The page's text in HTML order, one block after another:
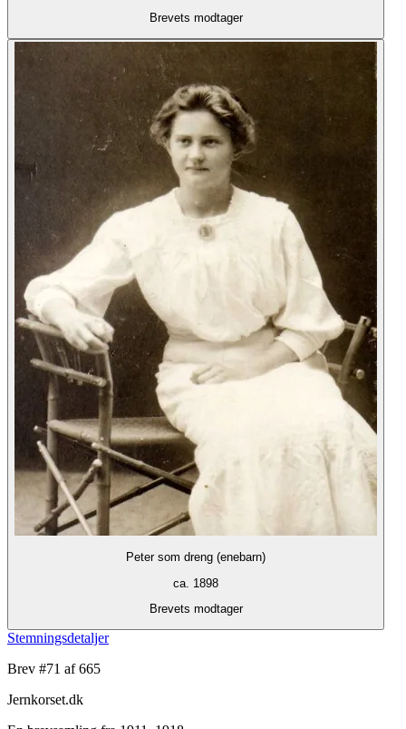
Brevets modtager
Peter som dreng (enebarn)
ca. 1898
Brevets modtager
Stemningsdetaljer
Brev #71 af 665
Jernkorset.dk